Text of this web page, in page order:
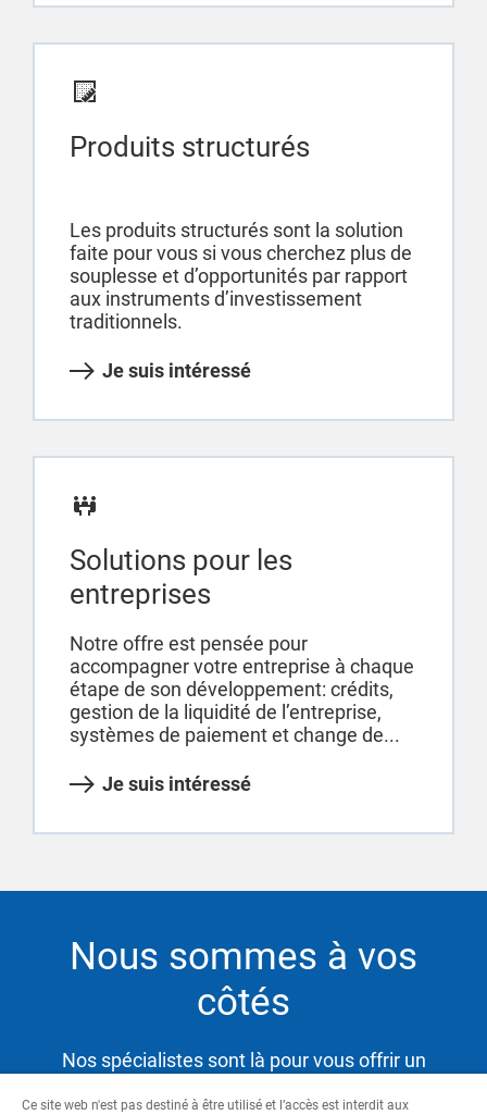
Produits structurés
Les produits structurés sont la solution
faite pour vous si vous cherchez plus de
souplesse et d’opportunités par rapport
aux instruments d’investissement
traditionnels.
Je suis intéressé
Solutions pour les
entreprises
Notre offre est pensée pour
accompagner votre entreprise à chaque
étape de son développement: crédits,
gestion de la liquidité de l’entreprise,
systèmes de paiement et change de...
Je suis intéressé
Nous sommes à vos
côtés
Nos spécialistes sont là pour vous offrir un
besoins tout en vous aidant à atteindre vos
Ce site web n'est pas destiné à être utilisé et l’accès est interdit aux